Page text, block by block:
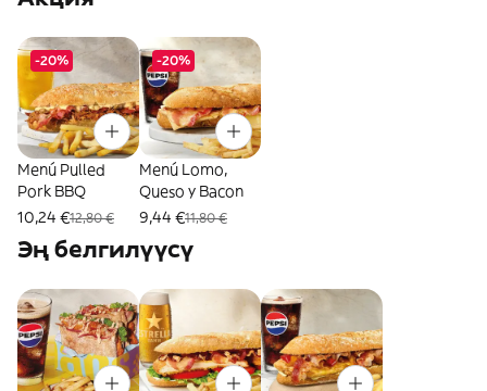
-20%
Menú Pulled
Pork BBQ
10,24 €12,80 €
-20%
Menú Lomo,
Queso y Bacon
9,44 €11,80 €
Эң белгилүүсү